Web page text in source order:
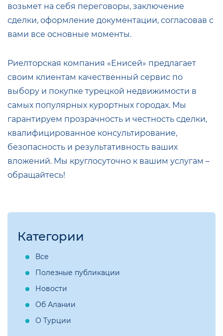
возьмет на себя переговоры, заключение
сделки, оформление документации, согласовав с
вами все основные моменты.
Риелторская компания «Енисей» предлагает
своим клиентам качественный сервис по
выбору и покупке турецкой недвижимости в
самых популярных курортных городах. Мы
гарантируем прозрачность и честность сделки,
квалифицированное консультирование,
безопасность и результативность ваших
вложений. Мы круглосуточно к вашим услугам –
обращайтесь!
Категории
Все
Полезные публикации
Новости
Об Алании
О Турции